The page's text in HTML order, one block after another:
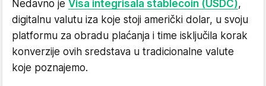
Nedavno je Visa integrisala stablecoin (USDC),
digitalnu valutu iza koje stoji američki dolar, u svoju
platformu za obradu plaćanja i time isključila korak
konverzije ovih sredstava u tradicionalne valute
koje poznajemo.